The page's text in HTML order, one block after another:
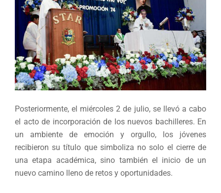
Posteriormente, el miércoles 2 de julio, se llevó a cabo
el acto de incorporación de los nuevos bachilleres. En
un ambiente de emoción y orgullo, los jóvenes
recibieron su título que simboliza no solo el cierre de
una etapa académica, sino también el inicio de un
nuevo camino lleno de retos y oportunidades.